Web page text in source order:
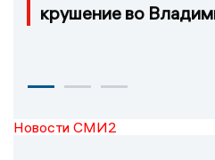
крушение во
Новости СМИ2